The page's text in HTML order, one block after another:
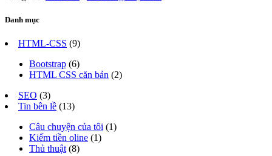
Danh mục
HTML-CSS (9)
Bootstrap (6)
HTML CSS căn bản (2)
SEO (3)
Tin bên lề (13)
Câu chuyện của tôi (1)
Kiếm tiền oline (1)
Thủ thuật (8)